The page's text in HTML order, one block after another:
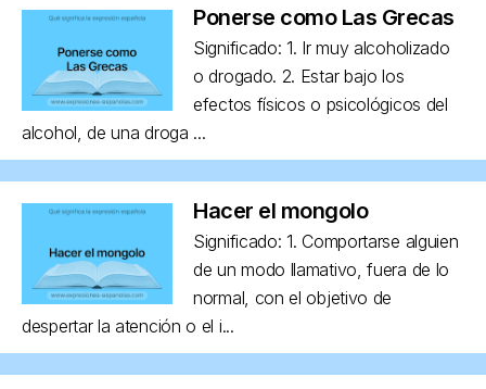
Ponerse como Las Grecas
Significado: 1. Ir muy alcoholizado
o drogado. 2. Estar bajo los
efectos físicos o psicológicos del
alcohol, de una droga ...
Hacer el mongolo
Significado: 1. Comportarse alguien
de un modo llamativo, fuera de lo
normal, con el objetivo de
despertar la atención o el i...